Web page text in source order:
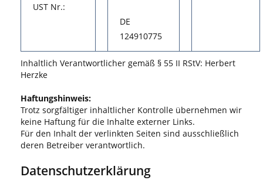
UST Nr.:
DE
124910775
Inhaltlich Verantwortlicher gemäß § 55 II RStV: Herbert
Herzke
Haftungshinweis:
Trotz sorgfältiger inhaltlicher Kontrolle übernehmen wir
keine Haftung für die Inhalte externer Links.
Für den Inhalt der verlinkten Seiten sind ausschließlich
deren Betreiber verantwortlich.
Datenschutzerklärung